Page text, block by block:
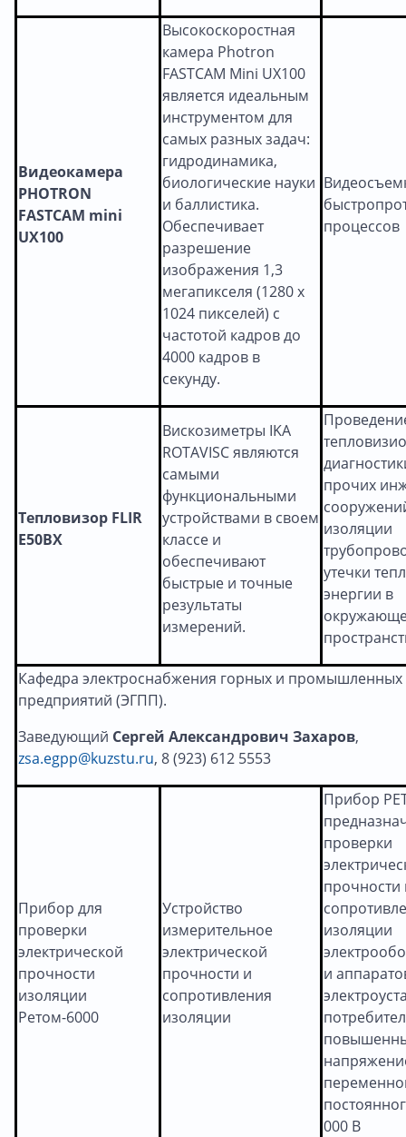
Видеокамера
PHOTRON
FASTCAM mini
UX100
Высокоскоростная
камера Photron
FASTCAM Mini UX100
является идеальным
инструментом для
самых разных задач:
гидродинамика,
биологические науки
и баллистика.
Обеспечивает
разрешение
изображения 1,3
мегапикселя (1280 x
1024 пикселей) с
частотой кадров до
4000 кадров в
секунду.
процессов
Тепловизор FLIR
E50BX
Вискозиметры IKA
ROTAVISC являются
самыми
функциональными
устройствами в своем
классе и
обеспечивают
быстрые и точные
результаты
измерений.
прочих
изоляции
утечки
энергии в
Кафедра электроснабжения горных и промышленных
предприятий (ЭГПП).
Заведующий Сергей Александрович Захаров,
zsa.egpp@kuzstu.ru, 8 (923) 612 5553
Прибор для
проверки
электрической
прочности
изоляции
Ретом-6000
Устройство
измерительное
электрической
прочности и
сопротивления
изоляции
Прибор
проверки
прочности
изоляции
и
000 В